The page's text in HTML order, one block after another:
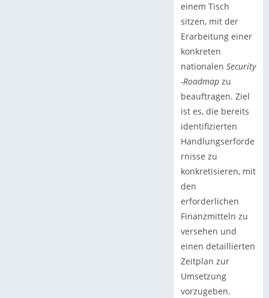
einem Tisch
sitzen, mit der
Erarbeitung einer
konkreten
nationalen Security
-Roadmapzu
beauftragen. Ziel
ist es, die bereits
identifizierten
Handlungserforde
rnisse zu
konkretisieren, mit
den
erforderlichen
Finanzmitteln zu
versehen und
einen detaillierten
Zeitplan zur
Umsetzung
vorzugeben.